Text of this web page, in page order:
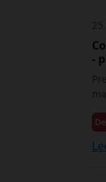
25
-